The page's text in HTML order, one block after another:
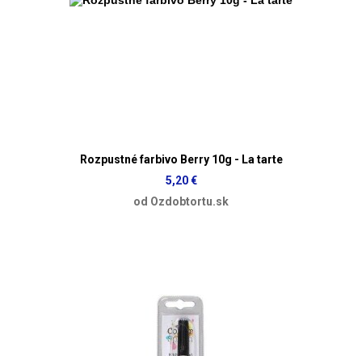
Rozpustné farbivo Berry 10g - La tarte
5,20 €
od Ozdobtortu.sk